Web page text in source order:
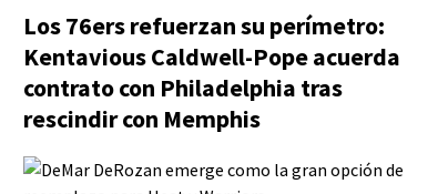
Los 76ers refuerzan su perímetro:
Kentavious Caldwell-Pope acuerda
contrato con Philadelphia tras
rescindir con Memphis